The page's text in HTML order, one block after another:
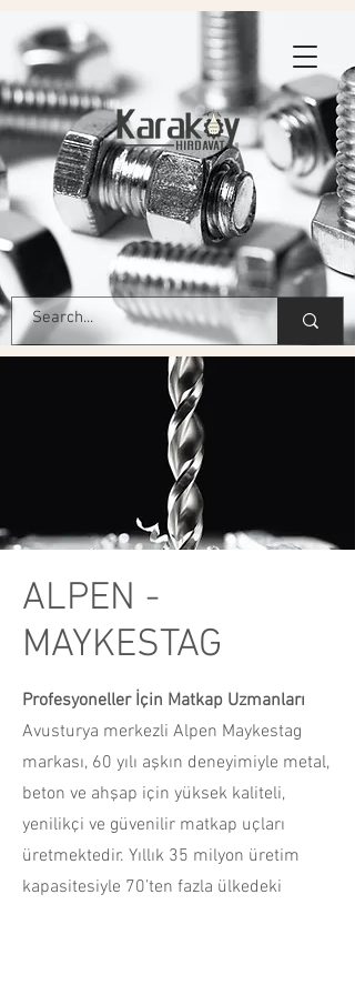
ALPEN -
MAYKESTAG
Profesyoneller İçin Matkap Uzmanları
Avusturya merkezli Alpen Maykestag
markası, 60 yılı aşkın deneyimiyle metal,
beton ve ahşap için yüksek kaliteli,
yenilikçi ve güvenilir matkap uçları
üretmektedir. Yıllık 35 milyon üretim
kapasitesiyle 70’ten fazla ülkedeki